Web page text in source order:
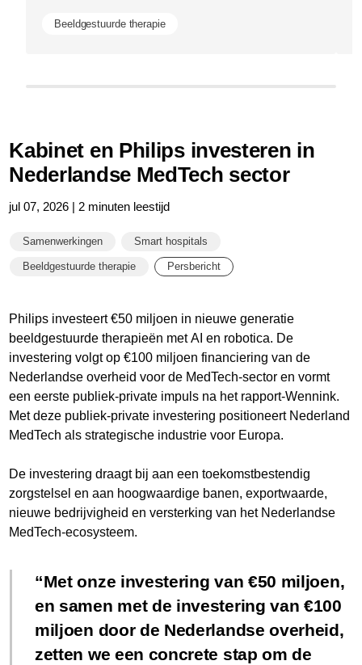
Beeldgestuurde therapie
Kabinet en Philips investeren in
Nederlandse MedTech sector
jul 07, 2026 | 2 minuten leestijd
Samenwerkingen Smart hospitals
Beeldgestuurde therapie Persbericht
Philips investeert €50 miljoen in nieuwe generatie
beeldgestuurde therapieën met AI en robotica. De
investering volgt op €100 miljoen financiering van de
Nederlandse overheid voor de MedTech-sector en vormt
een eerste publiek-private impuls na het rapport-Wennink.
Met deze publiek-private investering positioneert Nederland
MedTech als strategische industrie voor Europa.
De investering draagt bij aan een toekomstbestendig
zorgstelsel en aan hoogwaardige banen, exportwaarde,
nieuwe bedrijvigheid en versterking van het Nederlandse
MedTech-ecosysteem.
Met onze investering van €50 miljoen,
en samen met de investering van €100
miljoen door de Nederlandse overheid,
zetten we een concrete stap om de